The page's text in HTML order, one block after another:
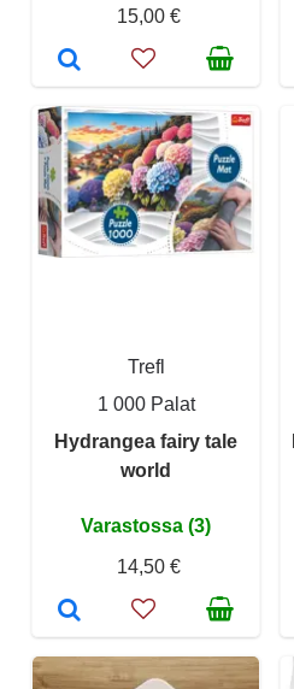
15,00 €
Trefl
1 000 Palat
Hydrangea fairy tale
world
Varastossa (3)
14,50 €